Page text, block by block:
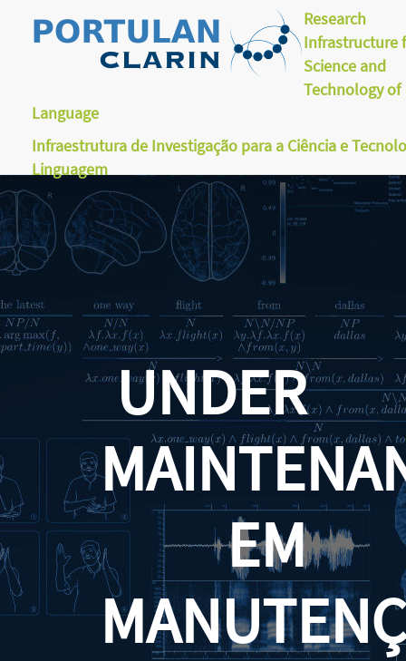
Research
Infrastructure
Science and
Technology of
Language
Infraestrutura de Investigação para a Ciência e
Linguagem
UNDER
EM